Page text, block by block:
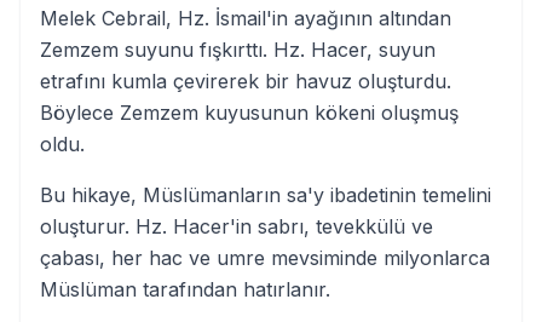
Melek Cebrail, Hz. İsmail'in ayağının altından
Zemzem suyunu fışkırttı. Hz. Hacer, suyun
etrafını kumla çevirerek bir havuz oluşturdu.
Böylece Zemzem kuyusunun kökeni oluşmuş
oldu.
Bu hikaye, Müslümanların sa'y ibadetinin temelini
oluşturur. Hz. Hacer'in sabrı, tevekkülü ve
çabası, her hac ve umre mevsiminde milyonlarca
Müslüman tarafından hatırlanır.